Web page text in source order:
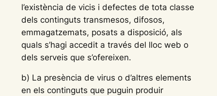
l’existència de vicis i defectes de tota classe
dels continguts transmesos, difosos,
emmagatzemats, posats a disposició, als
quals s’hagi accedit a través del lloc web o
dels serveis que s’ofereixen.
b) La presència de virus o d’altres elements
en els continguts que puguin produir